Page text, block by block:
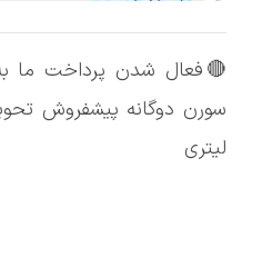
🔴فعال شدن پرداخت ما
لیتری